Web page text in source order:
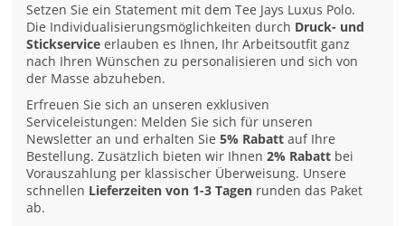
Setzen Sie ein Statement mit dem Tee Jays Luxus Polo.
Die Individualisierungsmöglichkeiten durch Druck- und
Stickservice erlauben es Ihnen, Ihr Arbeitsoutfit ganz
nach Ihren Wünschen zu personalisieren und sich von
der Masse abzuheben.
Erfreuen Sie sich an unseren exklusiven
Serviceleistungen: Melden Sie sich für unseren
Newsletter an und erhalten Sie5% Rabatt auf Ihre
Bestellung. Zusätzlich bieten wir Ihnen2% Rabatt bei
Vorauszahlung per klassischer Überweisung. Unsere
schnellen Lieferzeiten von 1-3 Tagen runden das Paket
ab.